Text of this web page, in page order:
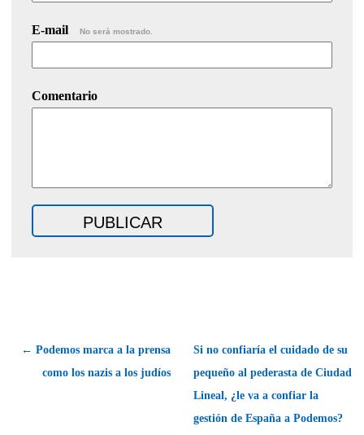
E-mail No será mostrado.
Comentario
← Podemos marca a la prensa
como los nazis a los judíos
Si no confiaría el cuidado de su
pequeño al pederasta de Ciudad
Lineal, ¿le va a confiar la
gestión de España a Podemos?